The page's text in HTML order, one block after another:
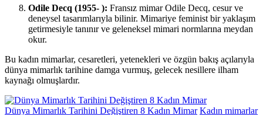
Odile Decq (1955- ): Fransız mimar Odile Decq, cesur ve
deneysel tasarımlarıyla bilinir. Mimariye feminist bir yaklaşım
getirmesiyle tanınır ve geleneksel mimari normlarına meydan
okur.
Bu kadın mimarlar, cesaretleri, yetenekleri ve özgün bakış açılarıyla
dünya mimarlık tarihine damga vurmuş, gelecek nesillere ilham
kaynağı olmuşlardır.
Dünya Mimarlık Tarihini Değiştiren 8 Kadın Mimar Kadın mimarlar